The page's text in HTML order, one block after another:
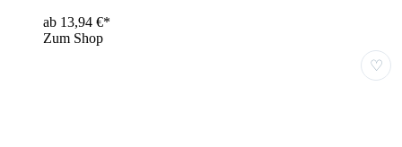
ab 13,94 €*
Zum Shop
♡